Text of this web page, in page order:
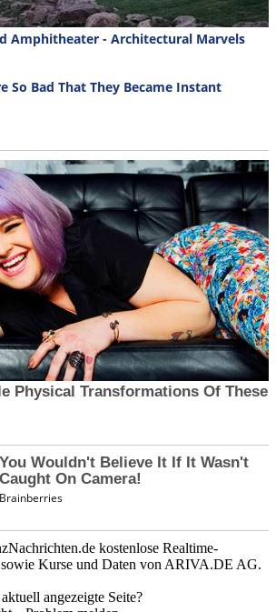
kostenlose Realtime-
sowie Kurse und Daten von ARIVA.DE AG.
angezeigte Seite?